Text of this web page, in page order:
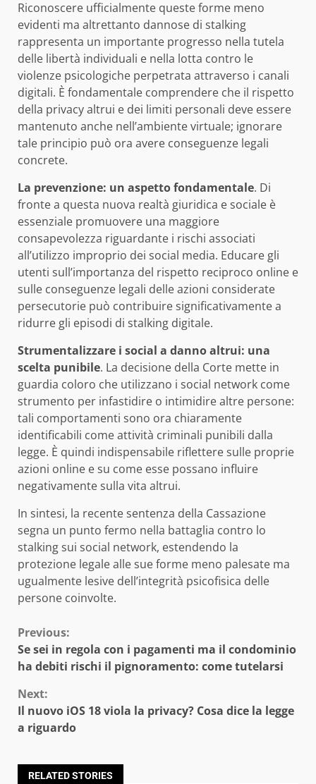
Riconoscere ufficialmente queste forme meno
evidenti ma altrettanto dannose di stalking
rappresenta un importante progresso nella tutela
delle libertà individuali e nella lotta contro le
violenze psicologiche perpetrata attraverso i canali
digitali. È fondamentale comprendere che il rispetto
della privacy altrui e dei limiti personali deve essere
mantenuto anche nell’ambiente virtuale; ignorare
tale principio può ora avere conseguenze legali
concrete.
La prevenzione: un aspetto fondamentale. Di
fronte a questa nuova realtà giuridica e sociale è
essenziale promuovere una maggiore
consapevolezza riguardante i rischi associati
all’utilizzo improprio dei social media. Educare gli
utenti sull’importanza del rispetto reciproco online e
sulle conseguenze legali delle azioni considerate
persecutorie può contribuire significativamente a
ridurre gli episodi di stalking digitale.
Strumentalizzare i social a danno altrui: una
scelta punibile. La decisione della Corte mette in
guardia coloro che utilizzano i social network come
strumento per infastidire o intimidire altre persone:
tali comportamenti sono ora chiaramente
identificabili come attività criminali punibili dalla
legge. È quindi indispensabile riflettere sulle proprie
azioni online e su come esse possano influire
negativamente sulla vita altrui.
In sintesi, la recente sentenza della Cassazione
segna un punto fermo nella battaglia contro lo
stalking sui social network, estendendo la
protezione legale alle sue forme meno palesate ma
ugualmente lesive dell’integrità psicofisica delle
persone coinvolte.
Continue
Reading
Previous:
Se sei in regola con i pagamenti ma il condominio
ha debiti rischi il pignoramento: come tutelarsi
Next:
Il nuovo iOS 18 viola la privacy? Cosa dice la legge
a riguardo
RELATED STORIES